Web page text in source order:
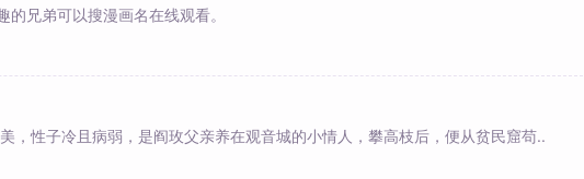
的兄弟可以搜漫画名在线观看。
，性子冷且病弱，是阎玫父亲养在观音城的小情人，攀高枝后，便从贫民窟苟..